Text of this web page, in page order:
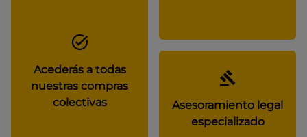
Acederás a todas
nuestras compras
colectivas
Asesoramiento legal
especializado